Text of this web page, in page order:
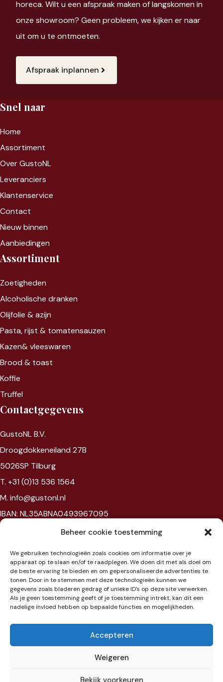
Beheer cookie toestemming
We gebruiken technologieën zoals cookies om informatie over je
apparaat op te slaan en/of te raadplegen. We doen dit met als doel om
de beste ervaring te bieden en om gepersonaliseerde advertenties te
tonen. Door in te stemmen met deze technologieën kunnen we
gegevens zoals bladeren gedrag of unieke ID's op deze site verwerken.
Als je geen toestemming geeft of je toestemming intrekt, kan dit een
nadelige invloed hebben op bepaalde functies en mogelijkheden.
Accepteren
Weigeren
Bekijk voorkeuren
horeca. Wilt u een afspraak maken of langskomen in
onze showroom? Geen probleem, we kijken er naar
uit om u te ontmoeten.
Afspraak inplannen
Snel naar
Home
Assortiment
Over GustoNL
Leveranciers
Klantenservice
Contact
Nieuw binnen
Aanbiedingen
Assortiment
Zoetigheden
Alcoholische dranken
Olijfolie & azijn
Pasta, rijst & tomatensauzen
Kazen&vleeswaren
Brood & toast
Koffie
Truffel
Contactgegevens
GustoNL B.V.
Droogdokkeneiland 27B
5026SP Tilburg
T. +31 (0)13 536 1564
M. info@gustonl.nl
IBAN: NL35ABNA0493967095
VAT: NL867594172B01
BTW: NL867594172B01
Showroom
Jaarbeursplein 6
3521 AL Utrecht
Etage 3